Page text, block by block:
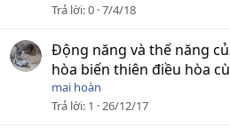
Trả lời 0 7/4/18
Động năng và thế năng
hòa biến thiên điều hòa
mai hoàn
Trả lời 1 26/12/17